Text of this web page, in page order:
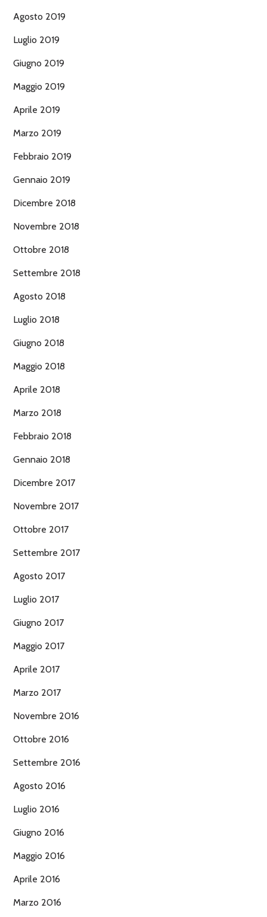
Agosto 2019
Luglio 2019
Giugno 2019
Maggio 2019
Aprile 2019
Marzo 2019
Febbraio 2019
Gennaio 2019
Dicembre 2018
Novembre 2018
Ottobre 2018
Settembre 2018
Agosto 2018
Luglio 2018
Giugno 2018
Maggio 2018
Aprile 2018
Marzo 2018
Febbraio 2018
Gennaio 2018
Dicembre 2017
Novembre 2017
Ottobre 2017
Settembre 2017
Agosto 2017
Luglio 2017
Giugno 2017
Maggio 2017
Aprile 2017
Marzo 2017
Novembre 2016
Ottobre 2016
Settembre 2016
Agosto 2016
Luglio 2016
Giugno 2016
Maggio 2016
Aprile 2016
Marzo 2016